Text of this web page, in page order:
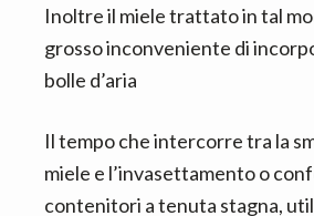
Inoltre il miele trattato in tal
grosso inconveniente di
bolle d’aria
Il tempo che intercorre tra la
miele e l’invasettamento o
contenitori a tenuta stagna,